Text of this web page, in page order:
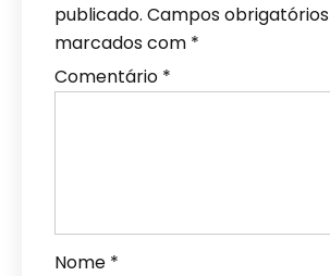
publicado. Campos obrigatórios
marcados com *
Comentário *
Nome *